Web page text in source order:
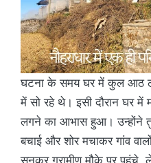
घटना के समय घर में कुल आठ
में सो रहे थे। इसी दौरान घर में
लगने का आभास हुआ। उन्होंने
बचाई और शोर मचाकर गांव